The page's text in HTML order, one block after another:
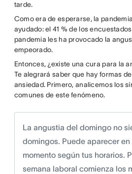
tarde.
Como era de esperarse, la
ayudado: el 41 % de los
pandemia les ha provocado la
empeorado.
Entonces, ¿existe una cura para la
Te alegrará saber que hay formas
ansiedad. Primero, analicemos los
comunes de este fenómeno.
La angustia del domingo no
domingos. Puede aparecer
momento según tus horarios.
semana laboral comienza los